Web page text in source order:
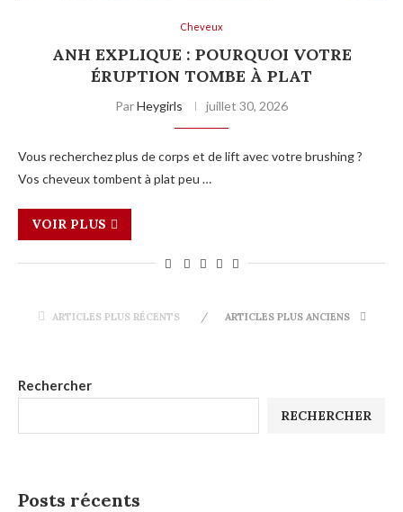
Cheveux
ANH EXPLIQUE : POURQUOI VOTRE
ÉRUPTION TOMBE À PLAT
ParHeygirls juillet 30, 2026
Vous recherchez plus de corps et de lift avec votre brushing ?
Vos cheveux tombent à plat peu …
VOIR PLUS
ARTICLES PLUS RÉCENTS ARTICLES PLUS ANCIENS
Rechercher
RECHERCHER
Posts récents